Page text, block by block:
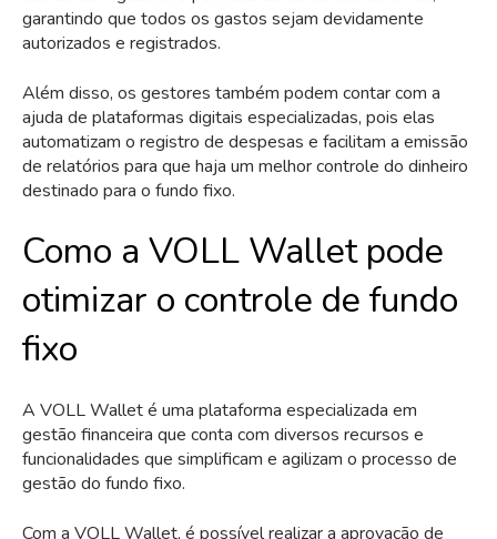
garantindo que todos os gastos sejam devidamente
autorizados e registrados.
Além disso, os gestores também podem contar com a
ajuda de plataformas digitais especializadas, pois elas
automatizam o registro de despesas e facilitam a emissão
de relatórios para que haja um melhor controle do dinheiro
destinado para o fundo fixo.
Como a VOLL Wallet pode
otimizar o controle de fundo
fixo
A VOLL Wallet é uma plataforma especializada em
gestão financeira que conta com diversos recursos e
funcionalidades que simplificam e agilizam o processo de
gestão do fundo fixo.
Com a VOLL Wallet, é possível realizar a aprovação de